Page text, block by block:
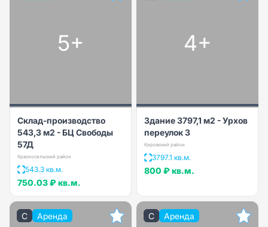
5+
Склад-производство
543,3 м2 - БЦ Свободы
57Д
Красносельский район
543.3 кв.м.
750.03 ₽ кв.м.
4+
Здание 3797,1 м2 - Урхов
переулок 3
Кировский район
3797.1 кв.м.
800 ₽ кв.м.
C Аренда C Аренда